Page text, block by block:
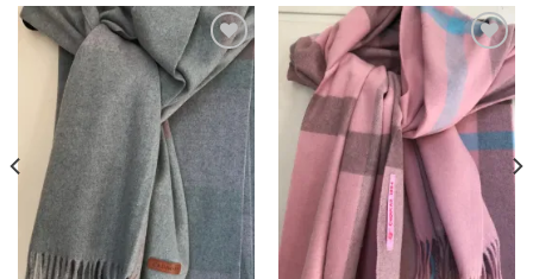
Ajouter
à la
wishlist
Ajouter
à la
wishlist